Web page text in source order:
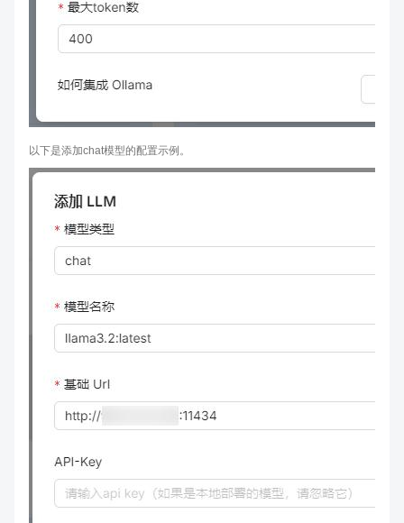
以下是添加chat模型的配置示例。